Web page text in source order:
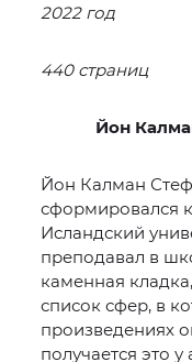
2022 год
440 страниц
Йон
Йон Калман
сформировался
Исландский
преподавал в
каменная
список сфер, в
произведениях
получается это